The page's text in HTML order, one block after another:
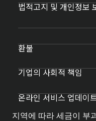
법적고지 및 개인정보
환불
기업의 사회적 책임
온라인 서비스 업데이
지역에 따라 세금이 부